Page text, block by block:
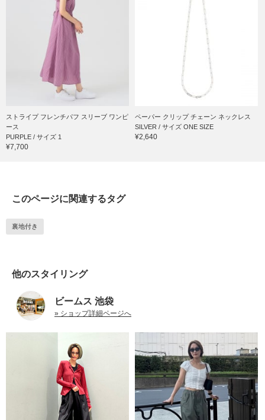
ストライプ フレンチパフ スリーブ ワンピ
ース
PURPLE / サイズ 1
¥7,700
ペーパー クリップ チェーン ネックレス
SILVER / サイズ ONE SIZE
¥2,640
このページに関連するタグ
裏地付き
他のスタイリング
ビームス 池袋
» ショップ詳細ページへ